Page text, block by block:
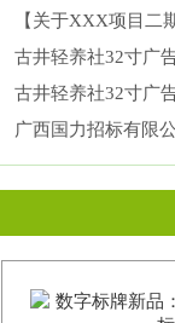
【关于XXX项目二
古井轻养社32寸广
古井轻养社32寸广
广西国力招标有限